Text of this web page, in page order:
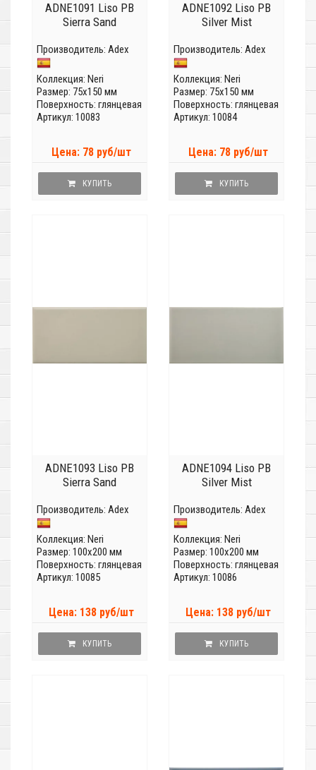
ADNE1091 Liso PB
Sierra Sand
Производитель: Adex
Коллекция: Neri
Размер: 75x150 мм
Поверхность: глянцевая
Артикул: 10083
Цена: 78 руб/шт
КУПИТЬ
ADNE1092 Liso PB
Silver Mist
Производитель: Adex
Коллекция: Neri
Размер: 75x150 мм
Поверхность: глянцевая
Артикул: 10084
Цена: 78 руб/шт
КУПИТЬ
ADNE1093 Liso PB
Sierra Sand
Производитель: Adex
Коллекция: Neri
Размер: 100x200 мм
Поверхность: глянцевая
Артикул: 10085
Цена: 138 руб/шт
КУПИТЬ
ADNE1094 Liso PB
Silver Mist
Производитель: Adex
Коллекция: Neri
Размер: 100x200 мм
Поверхность: глянцевая
Артикул: 10086
Цена: 138 руб/шт
КУПИТЬ